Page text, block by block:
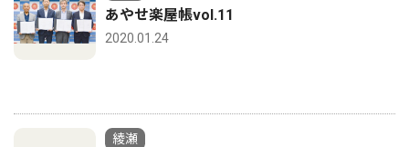
あやせ楽屋帳vol.11
2020.01.24
綾瀬